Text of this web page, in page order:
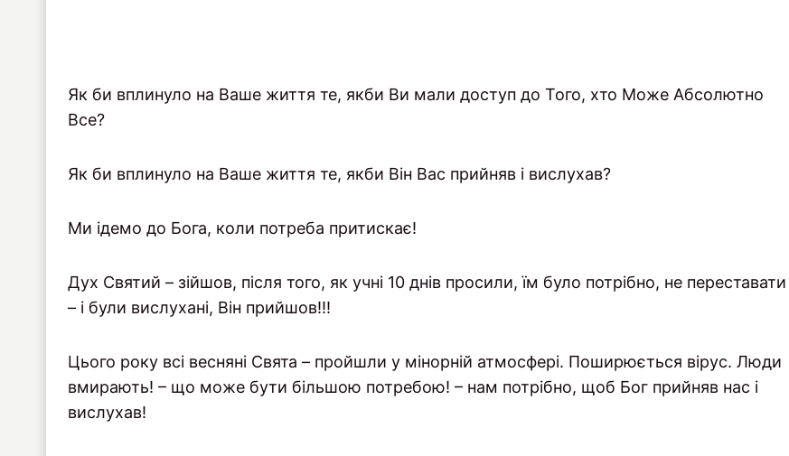
Як би вплинуло на Ваше життя те, якби Ви мали доступ до Того, хто Може Абсолютно
Все?
Як би вплинуло на Ваше життя те, якби Він Вас прийняв і вислухав?
Ми ідемо до Бога, коли потреба притискає!
Дух Святий – зійшов, після того, як учні 10 днів просили, їм було потрібно, не переставати
– і були вислухані, Він прийшов!!!
Цього року всі весняні Свята – пройшли у мінорній атмосфері. Поширюється вірус. Люди
вмирають! – що може бути більшою потребою! – нам потрібно, щоб Бог прийняв нас і
вислухав!